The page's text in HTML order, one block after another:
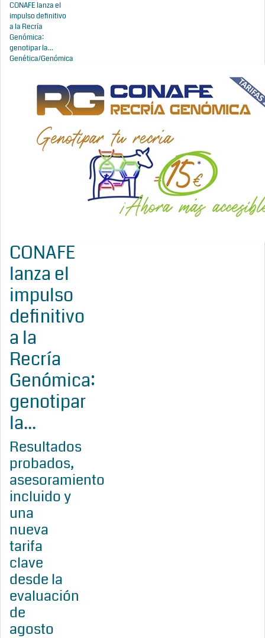
CONAFE lanza el
impulso definitivo
a la Recría
Genómica:
genotipar la...
Genética/Genómica
CONAFE
lanza el
impulso
definitivo
a la
Recría
Genómica:
genotipar
la...
Resultados
probados,
asesoramiento
incluido y
una
nueva
tarifa
clave
desde la
evaluación
de
agosto